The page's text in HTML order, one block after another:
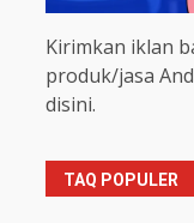
Kirimkan iklan
produk/jasa
disini.
TAQ POPULER